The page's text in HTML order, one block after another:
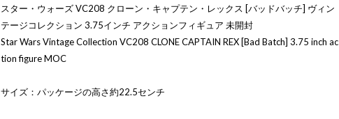
スター・ウォーズ VC208 クローン・キャプテン・レックス [バッドバッチ] ヴィン
テージコレクション 3.75インチ アクションフィギュア 未開封
Star Wars Vintage Collection VC208 CLONE CAPTAIN REX [Bad Batch] 3.75 inch ac
tion figure MOC
サイズ：パッケージの高さ約22.5センチ